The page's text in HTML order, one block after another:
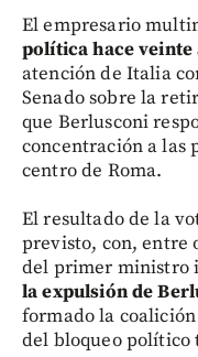
El empresario
política hace veinte
atención de Italia
Senado sobre la
que Berlusconi
concentración a las
centro de Roma.
El resultado de la
previsto, con, entre
del primer ministro
la expulsión de
formado la
del bloqueo político